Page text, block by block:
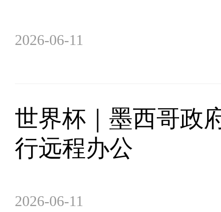
2026-06-11
世界杯｜墨西哥政
行远程办公
2026-06-11